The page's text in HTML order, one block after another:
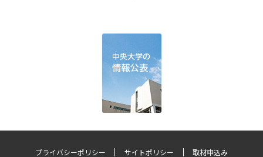
プライバシーポリシー サイトポリシー 取材申込み